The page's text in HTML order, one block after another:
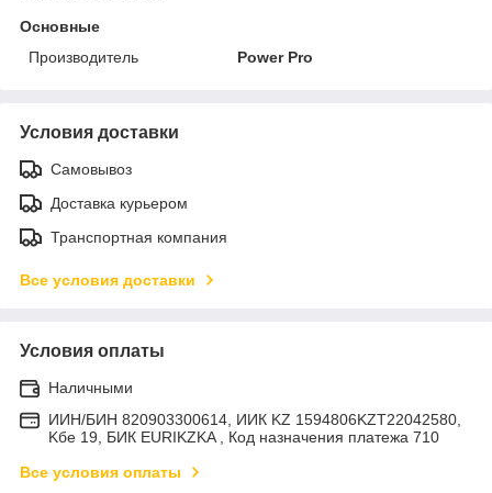
Основные
Производитель
Power Pro
Условия доставки
Самовывоз
Доставка курьером
Транспортная компания
Все условия доставки
Условия оплаты
Наличными
ИИН/БИН 820903300614, ИИК KZ 1594806KZT22042580,
Kбе 19, БИК EURIKZKA , Код назначения платежа 710
Все условия оплаты